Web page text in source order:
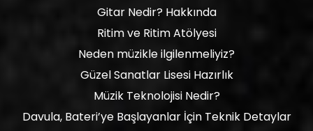
Gitar Nedir? Hakkında
Ritim ve Ritim Atölyesi
Neden müzikle ilgilenmeliyiz?
Güzel Sanatlar Lisesi Hazırlık
Müzik Teknolojisi Nedir?
Davula, Bateri’ye Başlayanlar İçin Teknik Detaylar